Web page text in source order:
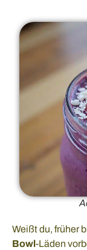
Weißt du, früher
Bowl-Läden